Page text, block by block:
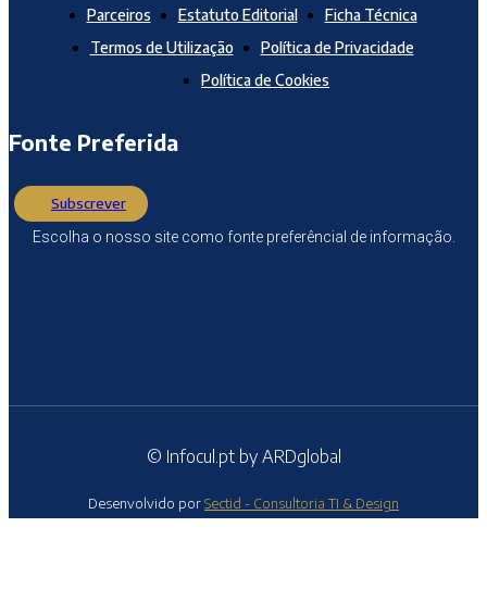
Parceiros Estatuto Editorial
Ficha Técnica
Termos de Utilização
Política de Privacidade
Política de Cookies
Fonte Preferida
Subscrever
Escolha o nosso site como fonte preferêncial de informação.
© Infocul.pt by ARDglobal
Desenvolvido porSectid - Consultoria TI & Design